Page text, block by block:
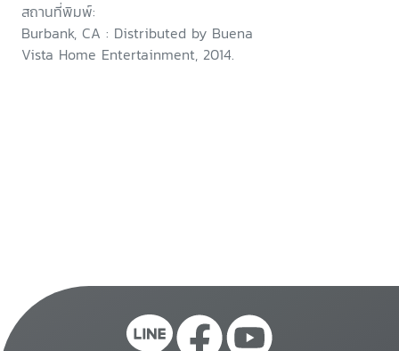
สถานที่พิมพ์:
Burbank, CA : Distributed by Buena
Vista Home Entertainment, 2014.